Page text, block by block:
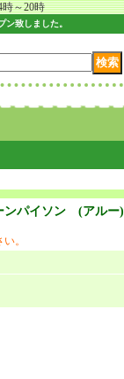
～20時
致しました。
パイソン (アルー)
。